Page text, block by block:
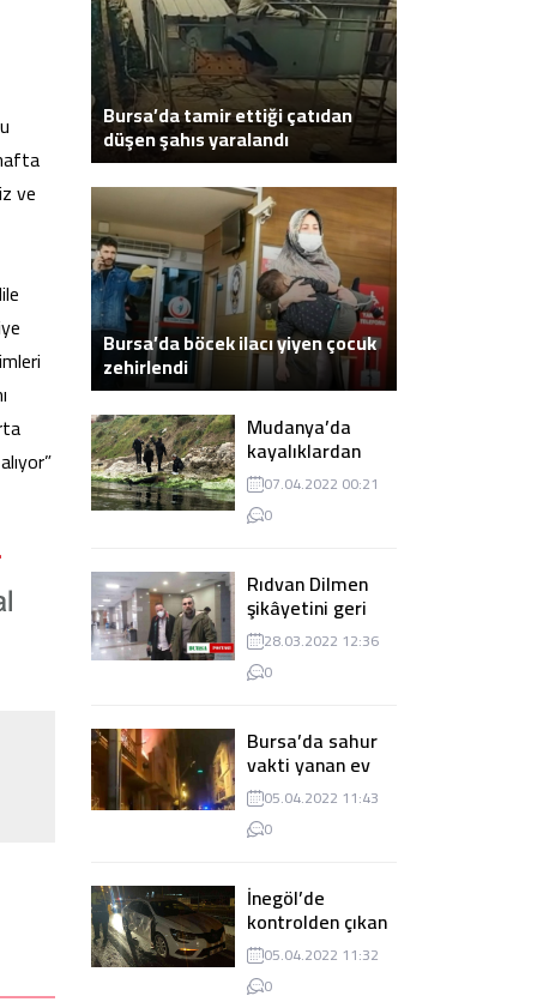
ve
Bursa’da tamir ettiği çatıdan
düşen şahıs yaralandı
Bursa’da böcek ilacı yiyen çocuk
zehirlendi
Mudanya’da
kayalıklardan
atlayarak intihar
eden genç ölü
bulundu
07.04.2022 00:21
0
Rıdvan Dilmen
şikâyetini geri
çekti, dava
düşürüldü
28.03.2022 12:36
0
Bursa’da sahur
vakti yanan ev
panik
yaşanmasına
sebep oldu
05.04.2022 11:43
0
İnegöl’de
kontrolden çıkan
tır 2 otomobile
çarptı
05.04.2022 11:32
0